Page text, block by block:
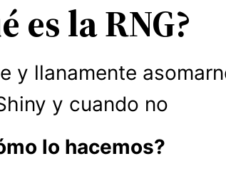
es la RNG?
y llanamente
y cuando no
lo hacemos?